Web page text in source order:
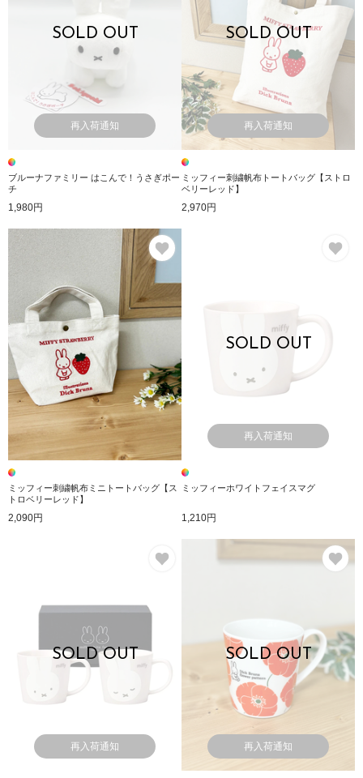
SOLD OUT
再入荷通知
ブルーナファミリー はこんで！うさぎポー
チ
1,980円
SOLD OUT
再入荷通知
ミッフィー刺繍帆布トートバッグ【ストロ
ベリーレッド】
2,970円
ミッフィー刺繍帆布ミニトートバッグ【ス
トロベリーレッド】
2,090円
SOLD OUT
再入荷通知
ミッフィーホワイトフェイスマグ
1,210円
SOLD OUT
再入荷通知
SOLD OUT
再入荷通知